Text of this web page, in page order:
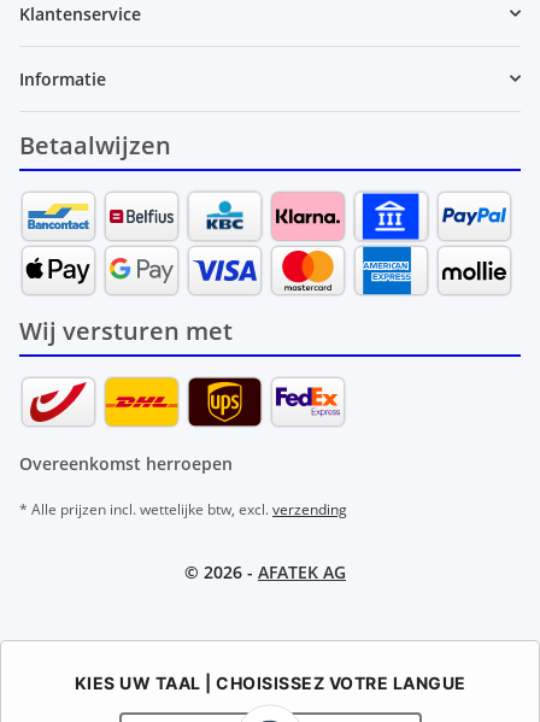
Klantenservice
Informatie
Betaalwijzen
Wij versturen met
Overeenkomst herroepen
* Alle prijzen incl. wettelijke btw, excl.verzending
© 2026 - AFATEK AG
KIES UW TAAL | CHOISISSEZ VOTRE LANGUE